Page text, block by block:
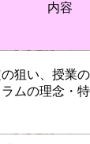
内容
狙い、授業
ムの理念・